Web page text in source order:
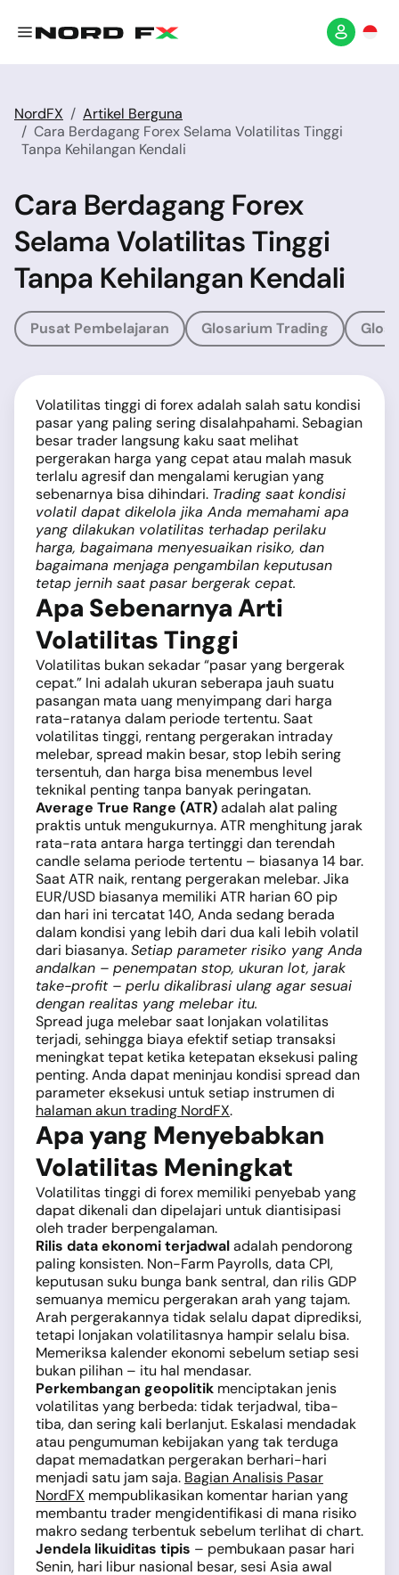
NordFX
Artikel Berguna
Cara Berdagang Forex Selama Volatilitas Tinggi
Tanpa Kehilangan Kendali
Cara Berdagang Forex
Selama Volatilitas Tinggi
Tanpa Kehilangan Kendali
Pusat Pembelajaran Glosarium Trading
Volatilitas tinggi di forex adalah salah satu kondisi
pasar yang paling sering disalahpahami. Sebagian
besar trader langsung kaku saat melihat
pergerakan harga yang cepat atau malah masuk
terlalu agresif dan mengalami kerugian yang
sebenarnya bisa dihindari. Trading saat kondisi
volatil dapat dikelola jika Anda memahami apa
yang dilakukan volatilitas terhadap perilaku
harga, bagaimana menyesuaikan risiko, dan
bagaimana menjaga pengambilan keputusan
tetap jernih saat pasar bergerak cepat.
Apa Sebenarnya Arti
Volatilitas Tinggi
Volatilitas bukan sekadar “pasar yang bergerak
cepat.” Ini adalah ukuran seberapa jauh suatu
pasangan mata uang menyimpang dari harga
rata-ratanya dalam periode tertentu. Saat
volatilitas tinggi, rentang pergerakan intraday
melebar, spread makin besar, stop lebih sering
tersentuh, dan harga bisa menembus level
teknikal penting tanpa banyak peringatan.
Average True Range (ATR)adalah alat paling
praktis untuk mengukurnya. ATR menghitung jarak
rata-rata antara harga tertinggi dan terendah
candle selama periode tertentu – biasanya 14 bar.
Saat ATR naik, rentang pergerakan melebar. Jika
EUR/USD biasanya memiliki ATR harian 60 pip
dan hari ini tercatat 140, Anda sedang berada
dalam kondisi yang lebih dari dua kali lebih volatil
dari biasanya.Setiap parameter risiko yang Anda
andalkan – penempatan stop, ukuran lot, jarak
take-profit – perlu dikalibrasi ulang agar sesuai
dengan realitas yang melebar itu.
Spread juga melebar saat lonjakan volatilitas
terjadi, sehingga biaya efektif setiap transaksi
meningkat tepat ketika ketepatan eksekusi paling
penting. Anda dapat meninjau kondisi spread dan
parameter eksekusi untuk setiap instrumen di
halaman akun trading NordFX.
Apa yang Menyebabkan
Volatilitas Meningkat
Volatilitas tinggi di forex memiliki penyebab yang
dapat dikenali dan dipelajari untuk diantisipasi
oleh trader berpengalaman.
Rilis data ekonomi terjadwaladalah pendorong
paling konsisten. Non-Farm Payrolls, data CPI,
keputusan suku bunga bank sentral, dan rilis GDP
semuanya memicu pergerakan arah yang tajam.
Arah pergerakannya tidak selalu dapat diprediksi,
tetapi lonjakan volatilitasnya hampir selalu bisa.
Memeriksa kalender ekonomi sebelum setiap sesi
bukan pilihan – itu hal mendasar.
Perkembangan geopolitik menciptakan jenis
volatilitas yang berbeda: tidak terjadwal, tiba-
tiba, dan sering kali berlanjut. Eskalasi mendadak
atau pengumuman kebijakan yang tak terduga
dapat memadatkan pergerakan berhari-hari
menjadi satu jam saja. Bagian Analisis Pasar
NordFX mempublikasikan komentar harian yang
membantu trader mengidentifikasi di mana risiko
makro sedang terbentuk sebelum terlihat di chart.
Jendela likuiditas tipis – pembukaan pasar hari
Senin, hari libur nasional besar, sesi Asia awal